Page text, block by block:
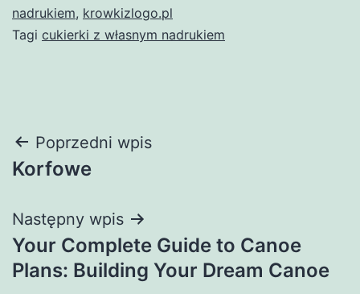
nadrukiem, krowkizlogo.pl
Tagi cukierki z własnym nadrukiem
Nawigacja
wpisu
Poprzedni wpis
Korfowe
Następny wpis
Your Complete Guide to Canoe
Plans: Building Your Dream Canoe